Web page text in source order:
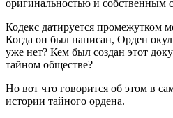
оригинальностью и собственным
Кодекс датируется промежутком
Когда он был написан, Орден
уже нет? Кем был создан этот
тайном обществе?
Но вот что говорится об этом в
истории тайного ордена.